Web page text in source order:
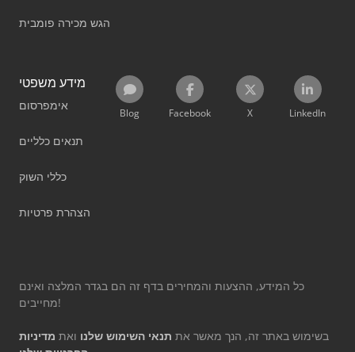
הגש מכירה פומבית
מידע משפטי
אימפרסום
תנאים כלליים
כללי השוק
הצהרת פרטיות
Blog Facebook X LinkedIn
כל המידע, ההצעות והמחירים בדף זה הם בגדר המלצה ואינם
מחייבים!
בשימוש באתר זה, הנך מאשר את תנאי השימוש שלנו ואת מדיניות